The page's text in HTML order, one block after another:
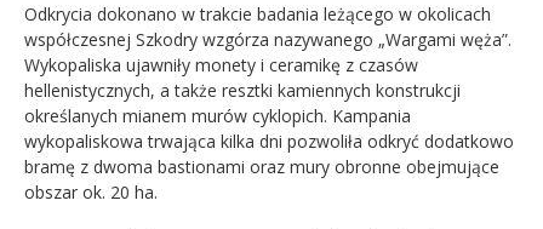
Odkrycia dokonano w trakcie badania leżącego w okolicach
współczesnej Szkodry wzgórza nazywanego „Wargami węża”.
Wykopaliska ujawniły monety i ceramikę z czasów
hellenistycznych, a także resztki kamiennych konstrukcji
określanych mianem murów cyklopich. Kampania
wykopaliskowa trwająca kilka dni pozwoliła odkryć dodatkowo
bramę z dwoma bastionami oraz mury obronne obejmujące
obszar ok. 20 ha.